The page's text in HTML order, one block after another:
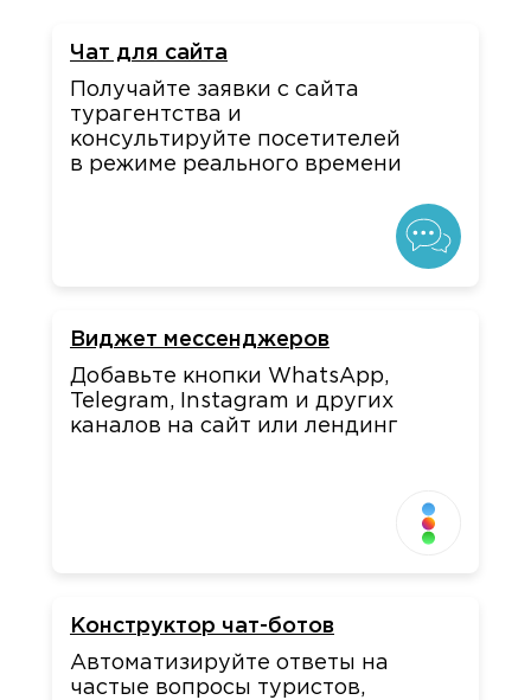
Чат для сайта
Получайте заявки с сайта
турагентства и
консультируйте посетителей
в режиме реального времени
Виджет мессенджеров
Добавьте кнопки WhatsApp,
Telegram, Instagram и других
каналов на сайт или лендинг
Конструктор чат-ботов
Автоматизируйте ответы на
частые вопросы туристов,